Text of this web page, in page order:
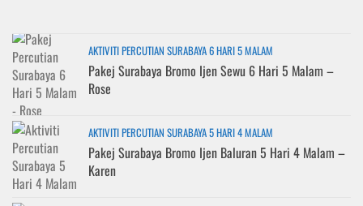
AKTIVITI PERCUTIAN SURABAYA 6 HARI 5 MALAM
Pakej Surabaya Bromo Ijen Sewu 6 Hari 5 Malam –
Rose
AKTIVITI PERCUTIAN SURABAYA 5 HARI 4 MALAM
Pakej Surabaya Bromo Ijen Baluran 5 Hari 4 Malam –
Karen